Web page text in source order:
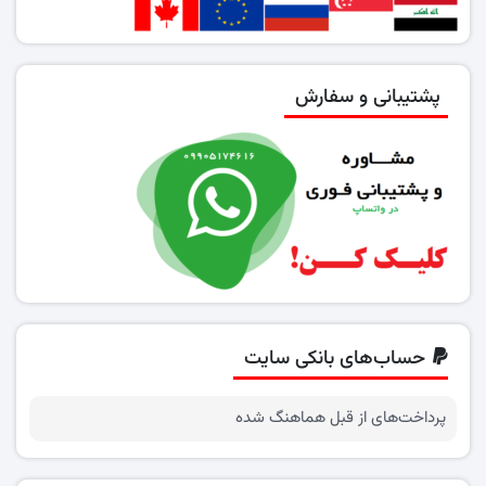
پشتیبانی و سفارش
حساب‌های بانکی سایت
پرداخت‌های از قبل هماهنگ شده